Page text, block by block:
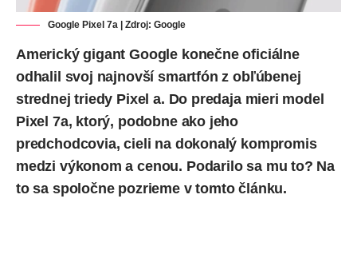
Google Pixel 7a | Zdroj: Google
Americký gigant Google konečneoficiálne
odhalil svoj najnovší smartfón z obľúbenej
strednej triedy Pixel a. Do predaja mieri model
Pixel 7a, ktorý, podobne ako jeho
predchodcovia, cieli na dokonalý kompromis
medzi výkonom a cenou. Podarilo sa mu to? Na
to sa spoločne pozrieme v tomto článku.